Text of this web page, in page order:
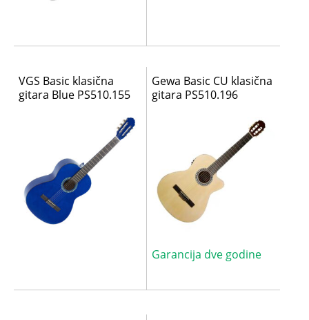
VGS Basic klasična
gitara Blue PS510.155
Gewa Basic CU klasična
gitara PS510.196
Garancija dve godine